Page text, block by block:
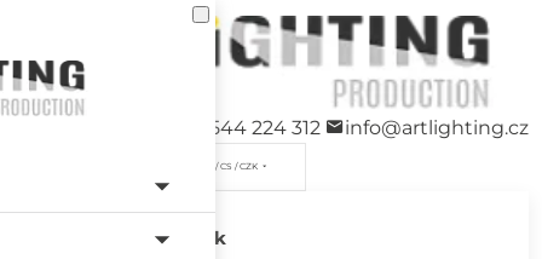
+420 544 224 312 info@artlighting.cz
/ CS / CZK
Jazyk